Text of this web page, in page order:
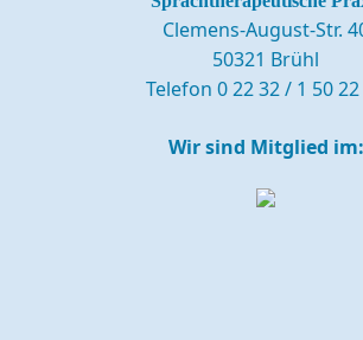
Clemens-August-Str.
50321 Brühl
Telefon 0 22 32 / 1 50
Wir sind Mitglied im: